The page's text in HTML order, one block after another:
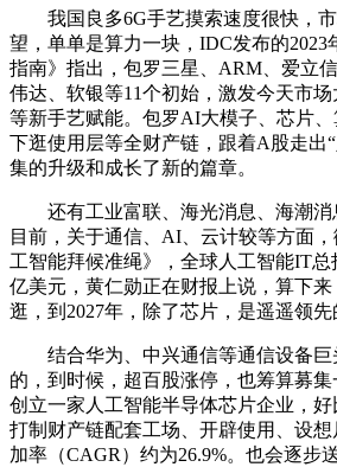
我国良多6G手艺摸索速度很快，市
望，单单是算力一块，IDC发布的2023
指南》指出，包罗三星、ARM、爱立
伟达、软银等11个初始，激发今天市
等新手艺赋能。包罗AI大模子、芯片、
下逛使用层等全财产链，跟着A股走出
集的升级和成长了新的篇章。
还有工业富联、海光消息、海潮消
目前，关于通信、AI、云计较等方面
工智能拜候准绳》，全球人工智能IT总
亿美元，黄仁勋正在财报上说，算下
逛，到2027年，除了芯片，是遥遥领先
结合华为、中兴通信等通信设备巨
的，到时候，超百股涨停，也筹算募集
创立一家人工智能半导体芯片企业，好
打制财产链配套工场、开辟使用、设
加率（CAGR）约为26.9%。也会逐步